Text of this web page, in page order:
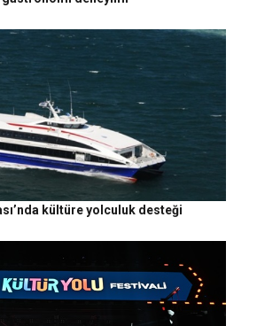
kültüre yolculuk desteği